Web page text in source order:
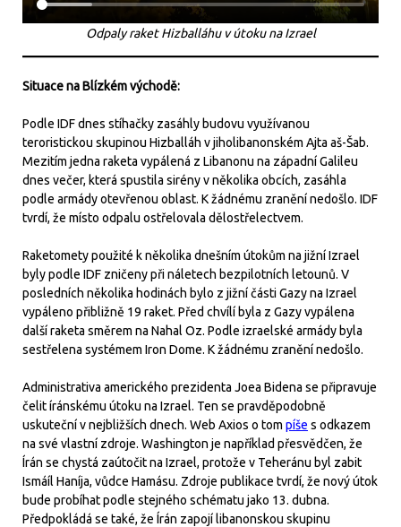
Odpaly raket Hizballáhu v útoku na Izrael
Situace na Blízkém východě:
Podle IDF dnes stíhačky zasáhly budovu využívanou
teroristickou skupinou Hizballáh v jiholibanonském Ajta aš-Šab.
Mezitím jedna raketa vypálená z Libanonu na západní Galileu
dnes večer, která spustila sirény v několika obcích, zasáhla
podle armády otevřenou oblast. K žádnému zranění nedošlo. IDF
tvrdí, že místo odpalu ostřelovala dělostřelectvem.
Raketomety použité k několika dnešním útokům na jižní Izrael
byly podle IDF zničeny při náletech bezpilotních letounů. V
posledních několika hodinách bylo z jižní části Gazy na Izrael
vypáleno přibližně 19 raket. Před chvílí byla z Gazy vypálena
další raketa směrem na Nahal Oz. Podle izraelské armády byla
sestřelena systémem Iron Dome. K žádnému zranění nedošlo.
Administrativa amerického prezidenta Joea Bidena se připravuje
čelit íránskému útoku na Izrael. Ten se pravděpodobně
uskuteční v nejbližších dnech. Web Axios o tom píše s odkazem
na své vlastní zdroje. Washington je například přesvědčen, že
Írán se chystá zaútočit na Izrael, protože v Teheránu byl zabit
Ismáíl Haníja, vůdce Hamásu. Zdroje publikace tvrdí, že nový útok
bude probíhat podle stejného schématu jako 13. dubna.
Předpokládá se také, že Írán zapojí libanonskou skupinu